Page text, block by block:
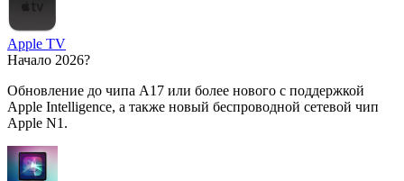
Apple TV
Начало 2026?
Обновление до чипа A17 или более нового с поддержкой
Apple Intelligence, а также новый беспроводной сетевой чип
Apple N1.